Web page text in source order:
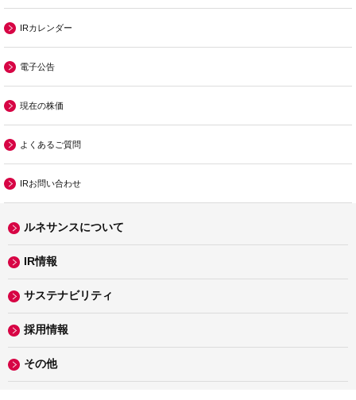
IRカレンダー
電子公告
現在の株価
よくあるご質問
IRお問い合わせ
ルネサンスについて
IR情報
サステナビリティ
採用情報
その他